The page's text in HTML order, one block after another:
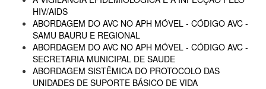
HIV/AIDS
ABORDAGEM DO AVC NO APH MÓVEL - CÓDIGO AVC -
SAMU BAURU E REGIONAL
ABORDAGEM DO AVC NO APH MÓVEL - CÓDIGO AVC -
SECRETARIA MUNICIPAL DE SAUDE
ABORDAGEM SISTÊMICA DO PROTOCOLO DAS
UNIDADES DE SUPORTE BÁSICO DE VIDA